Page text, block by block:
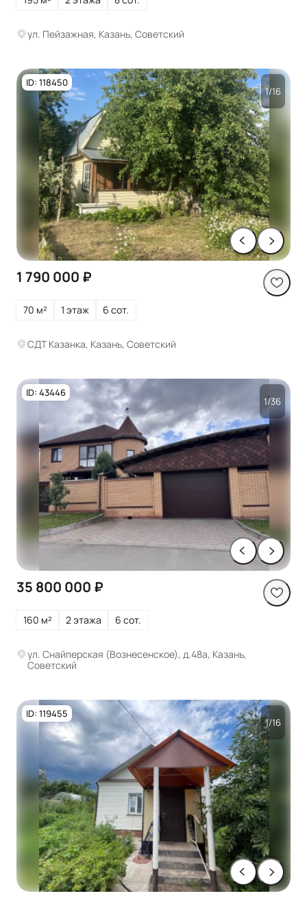
ул. Пейзажная, Казань, Советский
ID: 118450
1/16
1 790 000 ₽
70 м² 1 этаж 6 сот.
СДТ Казанка, Казань, Советский
ID: 43446
1/36
35 800 000 ₽
160 м² 2 этажа 6 сот.
ул. Снайперская (Вознесенское), д.48а, Казань,
Советский
ID: 119455
1/16